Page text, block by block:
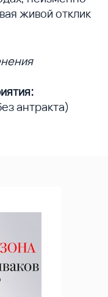
живой отклик
антракта)